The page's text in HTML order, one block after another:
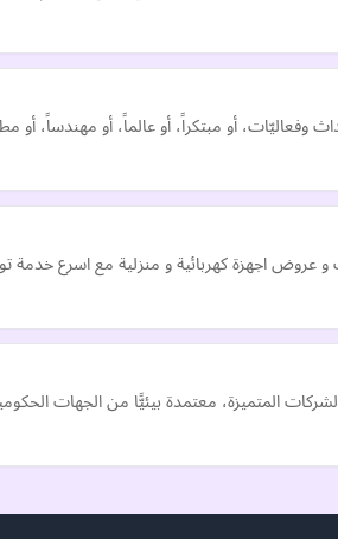
أو مبتكراً، أو عالماً، أو مهندساً، أو
اجهزة كهربائية و منزلية مع اسرع خدمة
المتميزة، معتمدة بيئيًّا من الجهات